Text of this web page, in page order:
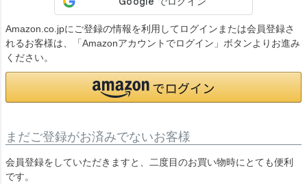
Amazon.co.jpにご登録の情報を利用してログインまたは会員登録さ
れるお客様は、「Amazonアカウントでログイン」ボタンよりお進み
ください。
まだご登録がお済みでないお客様
会員登録をしていただきますと、二度目のお買い物時にとても便利
です。